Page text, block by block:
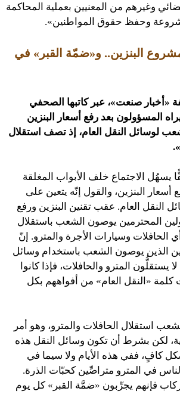
وغيرهم من المعنيين بعملية المحاكمة
وحفظ حقوق المواطنين».
البنزين.. و«ضمّة القبر» في
«أخبار صنعت»، عبر كاتبها الصحفي
المسؤولون بعد رفع أسعار البنزين
لوسائل النقل العام، إذ تصف استقلال
يسهُل الاجتماع خلف الأبواب المغلقة
أسعار البنزين، والقول إنّه يتعين على
النقل العام. عقب تقنين البنزين ورفع
المحترمين يوصون الشعب باستقلال
الحافلات وسيارات الأجرة والمترو. إنّ
الذين يوصون الشعب باستخدام وسائل
لا يستقلُّون المترو والحافلات، فإذا كانوا
كلمة «النقل العام» من أفواههم بكل
استقلال الحافلات والمترو، وهو أمر
لكن بشرط أن تكون وسائل النقل هذه
كافٍ، ففي هذه الأيام ولا سيما في
في المترو متراصِّين كحبّات الذرة.
فإنهم يجرِّبون «ضمَّة القبر» كل يوم